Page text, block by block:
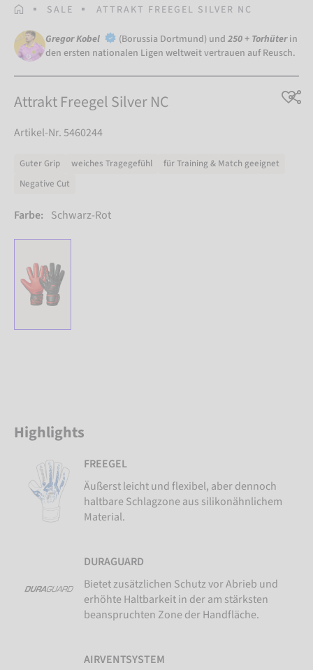
STARTSEITE
SALE ATTRAKT FREEGEL SILVER NC
Gregor Kobel (Borussia Dortmund) und 250 + Torhüter in
den ersten nationalen Ligen weltweit vertrauen auf Reusch.
Attrakt Freegel Silver NC
Artikel-Nr. 5460244
Guter Grip weiches Tragegefühl
für Training & Match geeignet
Negative Cut
Farbe: Schwarz-Rot
Highlights
FREEGEL
Äußerst leicht und flexibel, aber dennoch
haltbare Schlagzone aus silikonähnlichem
Material.
DURAGUARD
Bietet zusätzlichen Schutz vor Abrieb und
erhöhte Haltbarkeit in der am stärksten
beanspruchten Zone der Handfläche.
AIRVENTSYSTEM